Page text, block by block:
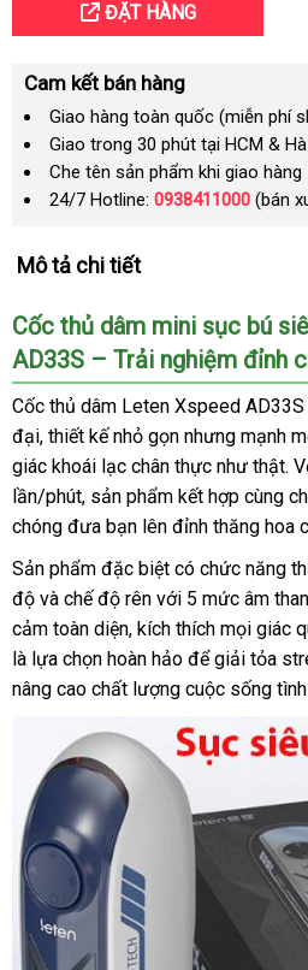
ĐẶT HÀNG
Cam kết bán hàng
Giao hàng toàn quốc (miễn phí
Giao trong 30 phút tại HCM &
Che tên sản phẩm khi giao hàng
24/7 Hotline: 0938411000 (bán
Mô tả chi tiết
Cốc thủ dâm mini sục bú
AD33S – Trải nghiệm đỉnh
Cốc thủ dâm Leten Xspeed
đại, thiết kế nhỏ gọn nhưng mạnh
giác khoái lạc chân thực như thật.
lần/phút, sản phẩm kết hợp cùng
chóng đưa bạn lên đỉnh thăng hoa
Sản phẩm đặc biệt có chức năng
độ và chế độ rên với 5 mức âm
cảm toàn diện, kích thích mọi giác
là lựa chọn hoàn hảo để giải tỏa
nâng cao chất lượng cuộc sống